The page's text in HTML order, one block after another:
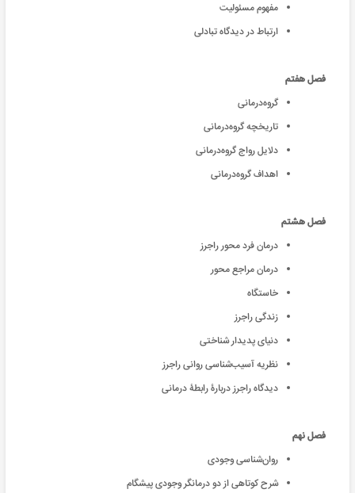
مفهوم مسئولیت
ارتباط در دیدگاه تبادلی
فصل هفتم
گروه‌درمانی
تاریخچه گروه‌درمانی
دلایل رواج گروه‌درمانی
اهداف گروه‌درمانی
فصل هشتم
درمان فرد محور راجرز
درمان مراجع محور
خاستگاه
زندگی راجرز
دنیای پدیدار شناختی
نظریه آسیب‌شناسی روانی راجرز
دیدگاه راجرز دربارۀ رابطۀ درمانی
فصل نهم
روان‌شناسی وجودی
شرح کوتاهی از دو درمانگر وجودی پیشگام